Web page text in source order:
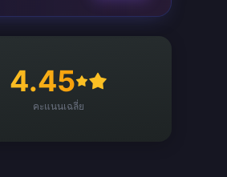
4.45
คะแนนเฉลี่ย